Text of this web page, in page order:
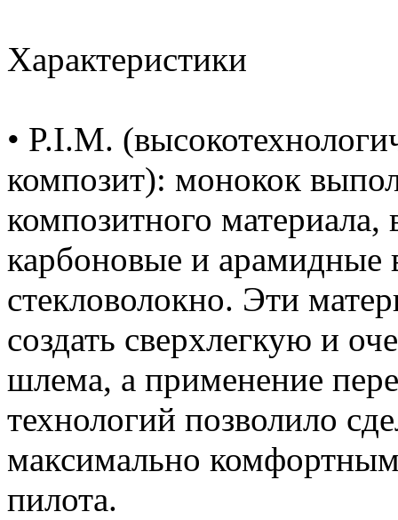
Характеристики
• P.I.M.
композит): монокок
композитного
карбоновые и арамидные
стекловолокно. Эти
создать сверхлегкую и
шлема, а применение
технологий позволило
максимально
пилота.